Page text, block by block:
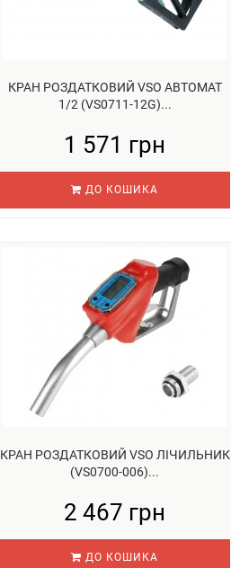
КРАН РОЗДАТКОВИЙ VSO АВТОМАТ
1/2 (VS0711-12G)...
1 571 грн
ДО КОШИКА
КРАН РОЗДАТКОВИЙ VSO ЛІЧИЛЬНИК
(VS0700-006)...
2 467 грн
ДО КОШИКА